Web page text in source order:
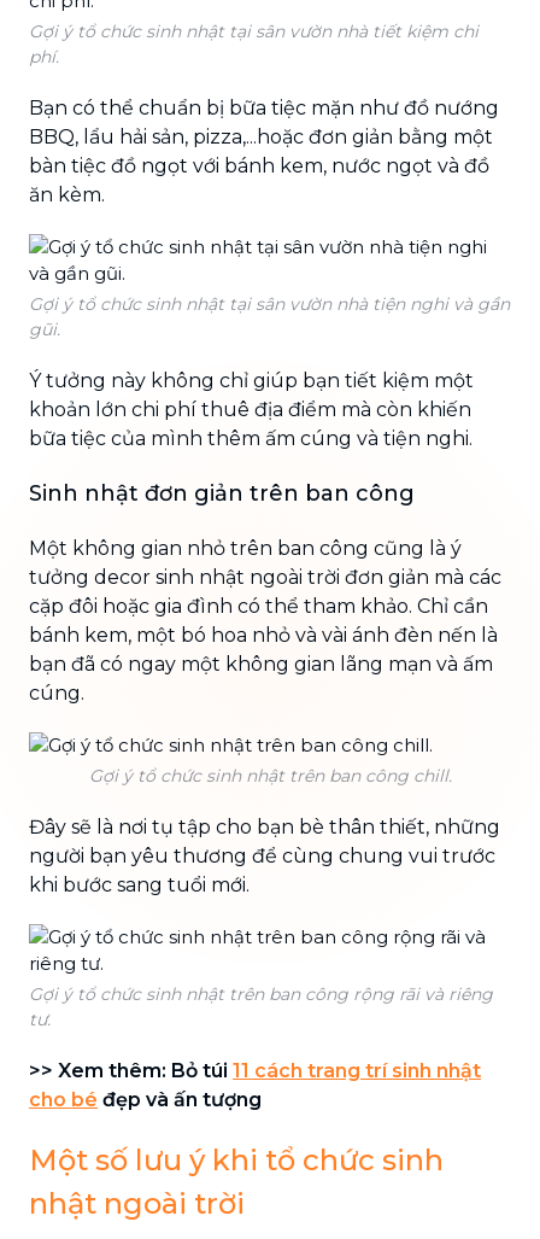
Gợi ý tổ chức sinh nhật tại sân vườn nhà tiết kiệm chi
phí.
Bạn có thể chuẩn bị bữa tiệc mặn như đồ nướng
BBQ, lẩu hải sản, pizza,...hoặc đơn giản bằng một
bàn tiệc đồ ngọt với bánh kem, nước ngọt và đồ
ăn kèm.
Gợi ý tổ chức sinh nhật tại sân vườn nhà tiện nghi và gần
gũi.
Ý tưởng này không chỉ giúp bạn tiết kiệm một
khoản lớn chi phí thuê địa điểm mà còn khiến
bữa tiệc của mình thêm ấm cúng và tiện nghi.
Sinh nhật đơn giản trên ban công
Một không gian nhỏ trên ban công cũng là ý
tưởng decor sinh nhật ngoài trời đơn giản mà các
cặp đôi hoặc gia đình có thể tham khảo. Chỉ cần
bánh kem, một bó hoa nhỏ và vài ánh đèn nến là
bạn đã có ngay một không gian lãng mạn và ấm
cúng.
Gợi ý tổ chức sinh nhật trên ban công chill.
Đây sẽ là nơi tụ tập cho bạn bè thân thiết, những
người bạn yêu thương để cùng chung vui trước
khi bước sang tuổi mới.
Gợi ý tổ chức sinh nhật trên ban công rộng rãi và riêng
tư.
>> Xem thêm: Bỏ túi 11 cách trang trí sinh nhật
cho bé đẹp và ấn tượng
Một số lưu ý khi tổ chức sinh
nhật ngoài trời